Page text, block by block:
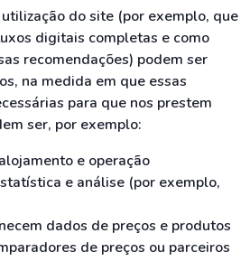
do site (por exemplo, que
digitais completas e como
recomendações) podem ser
na medida em que essas
para que nos prestem
ser, por exemplo:
e operação
e análise (por exemplo,
dados de preços e produtos
de preços ou parceiros